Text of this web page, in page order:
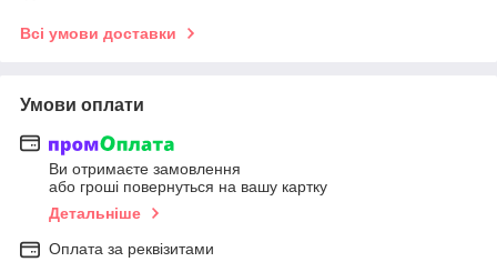
Всі умови доставки
Умови оплати
Ви отримаєте замовлення
або гроші повернуться на вашу картку
Детальніше
Оплата за реквізитами